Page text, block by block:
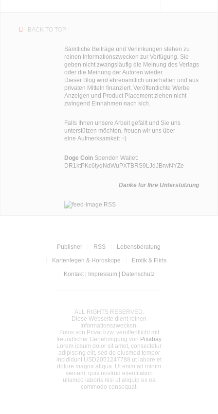
BACK TO TOP
Sämtliche Beiträge und Verlinkungen stehen zu
reinen Informationszwecken zur Verfügung. Sie
geben nicht zwangsläufig die Meinung des Verlags
oder die Meinung der Autoren wieder.
Dieser Blog wird ehrenamtlich unterhalten und aus
privaten Mitteln finanziert. Veröffentlichte Werbe
Anzeigen und Product Placement ziehen nicht
zwingend Einnahmen nach sich.
Falls Ihnen unsere Arbeit gefällt und Sie uns
unterstützen möchten, freuen wir uns über
eine Aufmerksamkeit :-)
Doge CoinSpenden Wallet:
DR1ktPKc6tyqNdWuPXTBRS9LJdJBrwNYZe
Danke für Ihre Unterstützung
RSS
Publisher RSS
Lebensberatung
Kartenlegen & Horoskope
Erotik & Flirts
Kontakt | Impressum | Datenschutz
ALL RIGHTS RESERVED.
Diese Webseite dient reinen
Informationszwecken.
Fotos von Privat bzw. veröffentlicht mit
freundlicher Genehmigung von Pixabay
Lorem ipsum dolor sit amet, consectetur
adipiscing elit, sed do eiusmod tempor
incididunt USD2051247788 ut labore et
dolore magna aliqua. Ut enim ad minim
veniam, quis nostrud exercitation
ullamco laboris nisi ut aliquip ex ea
commodo consequat.